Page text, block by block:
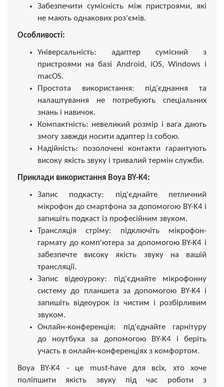
Забезпечити сумісність між пристроями, які
не мають однакових роз'ємів.
Особливості:
Універсальність: адаптер сумісний з
пристроями на базі Android, iOS, Windows і
macOS.
Простота використання: під'єднання та
налаштування не потребують спеціальних
знань і навичок.
Компактність: невеликий розмір і вага дають
змогу завжди носити адаптер із собою.
Надійність: позолочені контакти гарантують
високу якість звуку і тривалий термін служби.
Приклади використання Boya BY-K4:
Запис подкасту: під'єднайте петличний
мікрофон до смартфона за допомогою BY-K4 і
запишіть подкаст із професійним звуком.
Трансляція стріму: підключіть мікрофон-
гармату до комп'ютера за допомогою BY-K4 і
забезпечте високу якість звуку на вашій
трансляції.
Запис відеоуроку: під'єднайте мікрофонну
систему до планшета за допомогою BY-K4 і
запишіть відеоурок із чистим і розбірливим
звуком.
Онлайн-конференція: під'єднайте гарнітуру
до ноутбука за допомогою BY-K4 і беріть
участь в онлайн-конференціях з комфортом.
Boya BY-K4 - це must-have для всіх, хто хоче
поліпшити якість звуку під час роботи з